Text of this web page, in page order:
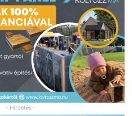
- Hirdetés -